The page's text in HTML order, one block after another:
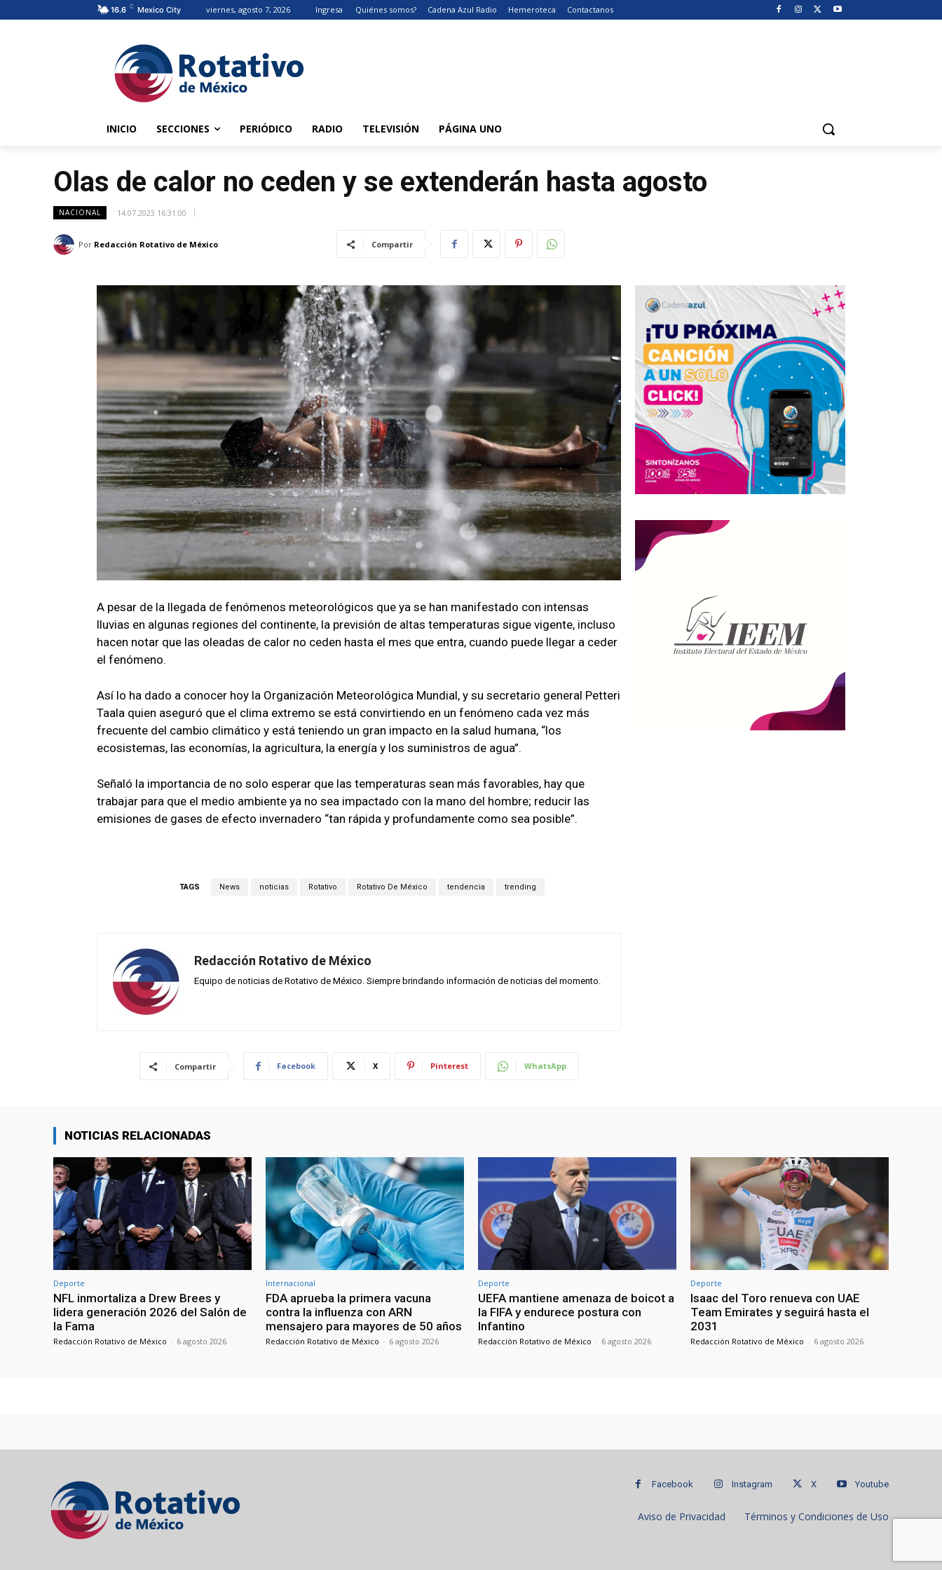
16.6 C Mexico City viernes, agosto 7, 2026 Ingresa Quiénes somos? Cadena Azul Radio Hemeroteca Contactanos
INICIO SECCIONES PERIÓDICO RADIO TELEVISIÓN PÁGINA UNO
Olas de calor no ceden y se extenderán hasta agosto
NACIONAL 14.07.2023 16:31:00
Por Redacción Rotativo de México Compartir
A pesar de la llegada de fenómenos meteorológicos que ya se han manifestado con intensas
lluvias en algunas regiones del continente, la previsión de altas temperaturas sigue vigente, incluso
hacen notar que las oleadas de calor no ceden hasta el mes que entra, cuando puede llegar a ceder
el fenómeno.
Así lo ha dado a conocer hoy la Organización Meteorológica Mundial, y su secretario general Petteri
Taala quien aseguró que el clima extremo se está convirtiendo en un fenómeno cada vez más
frecuente del cambio climático y está teniendo un gran impacto en la salud humana, “los
ecosistemas, las economías, la agricultura, la energía y los suministros de agua”.
Señaló la importancia de no solo esperar que las temperaturas sean más favorables, hay que
trabajar para que el medio ambiente ya no sea impactado con la mano del hombre; reducir las
emisiones de gases de efecto invernadero “tan rápida y profundamente como sea posible”.
TAGS News noticias Rotativo Rotativo De México tendencia trending
Redacción Rotativo de México
Equipo de noticias de Rotativo de México. Siempre brindando información de noticias del momento.
Compartir Facebook X Pinterest WhatsApp
NOTICIAS RELACIONADAS
Deporte
NFL inmortaliza a Drew Brees y
lidera generación 2026 del Salón de
la Fama
Redacción Rotativo de México - 6 agosto 2026
Internacional
FDA aprueba la primera vacuna
contra la influenza con ARN
mensajero para mayores de 50 años
Redacción Rotativo de México - 6 agosto 2026
Deporte
UEFA mantiene amenaza de boicot a
la FIFA y endurece postura con
Infantino
Redacción Rotativo de México - 6 agosto 2026
Deporte
Isaac del Toro renueva con UAE
Team Emirates y seguirá hasta el
2031
Redacción Rotativo de México - 6 agosto 2026
Facebook Instagram X Youtube
Aviso de Privacidad Términos y Condiciones de Uso